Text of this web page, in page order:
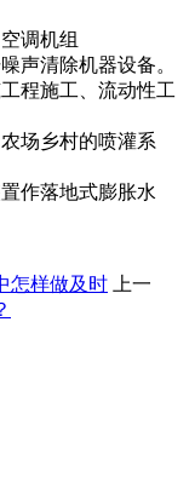
调机组
声清除机器设备。
程施工、流动性工
场乡村的喷灌系
作落地式膨胀水
怎样做及时 上一